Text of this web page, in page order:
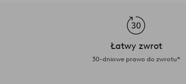
Łatwy zwrot
30-dniowe prawo do zwrotu*